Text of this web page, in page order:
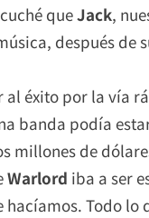
queJack,
después de
éxito por la vía
banda podía
millones de
Warlord iba a ser
Todo